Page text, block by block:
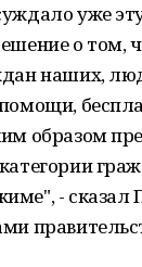
уже
о том,
наших,
образом
- сказал